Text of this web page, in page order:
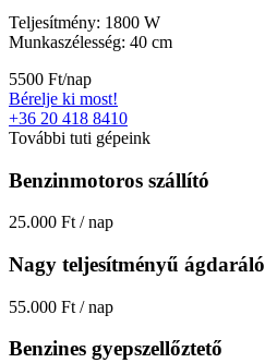
Teljesítmény: 1800 W
Munkaszélesség: 40 cm
5500 Ft/nap
Bérelje ki most!
+36 20 418 8410
További tuti gépeink
Benzinmotoros szállító
25.000 Ft / nap
Nagy teljesítményű ágdaráló
55.000 Ft / nap
Benzines gyepszellőztető